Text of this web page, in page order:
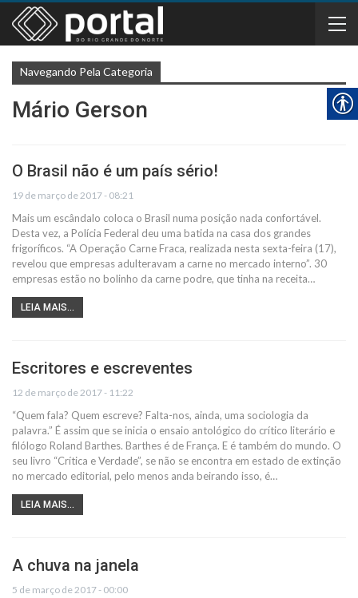
Navegando Pela Categoria
Mário Gerson
O Brasil não é um país sério!
19 de março de 2017 - 08:21
Mais um escândalo coloca o Brasil numa posição nada confortável.
Desta vez, a Polícia Federal deu uma batida na casa dos grandes
frigoríficos. “A Operação Carne Fraca, realizada nesta sexta-feira (17),
revelou que empresas adulteravam a carne no mercado interno”. 30
empresas estão no bolinho da carne podre, que tinha na receita…
LEIA MAIS...
Escritores e escreventes
12 de março de 2017 - 11:22
“Quem fala? Quem escreve? Falta-nos, ainda, uma sociologia da
palavra.” É assim que se inicia o ensaio antológico do crítico literário e
filólogo Roland Barthes. Barthes é de França. E é também do mundo. O
seu livro “Crítica e Verdade”, se não se encontra em estado de extinção
no mercado editorial, pelo menos anda beirando isso, é…
LEIA MAIS...
A chuva na janela
5 de março de 2017 - 00:00